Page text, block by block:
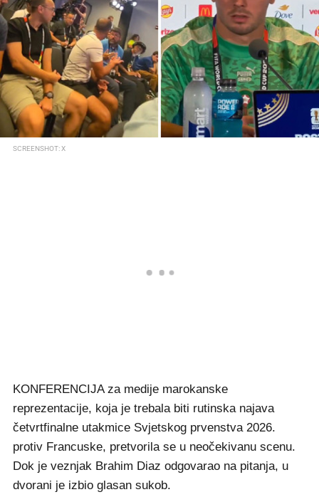
SCREENSHOT: X
KONFERENCIJA za medije marokanske
reprezentacije, koja je trebala biti rutinska najava
četvrtfinalne utakmice Svjetskog prvenstva 2026.
protiv Francuske, pretvorila se u neočekivanu scenu.
Dok je veznjak Brahim Diaz odgovarao na pitanja, u
dvorani je izbio glasan sukob.